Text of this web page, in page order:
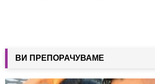
ВИ ПРЕПОРАЧУВАМЕ